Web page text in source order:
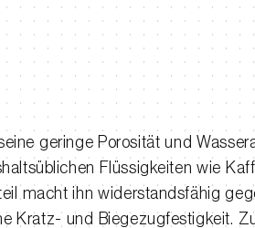
geringe Porosität und
Flüssigkeiten wie
macht ihn widerstandsfähig
Kratz- und Biegezugfestigkeit.